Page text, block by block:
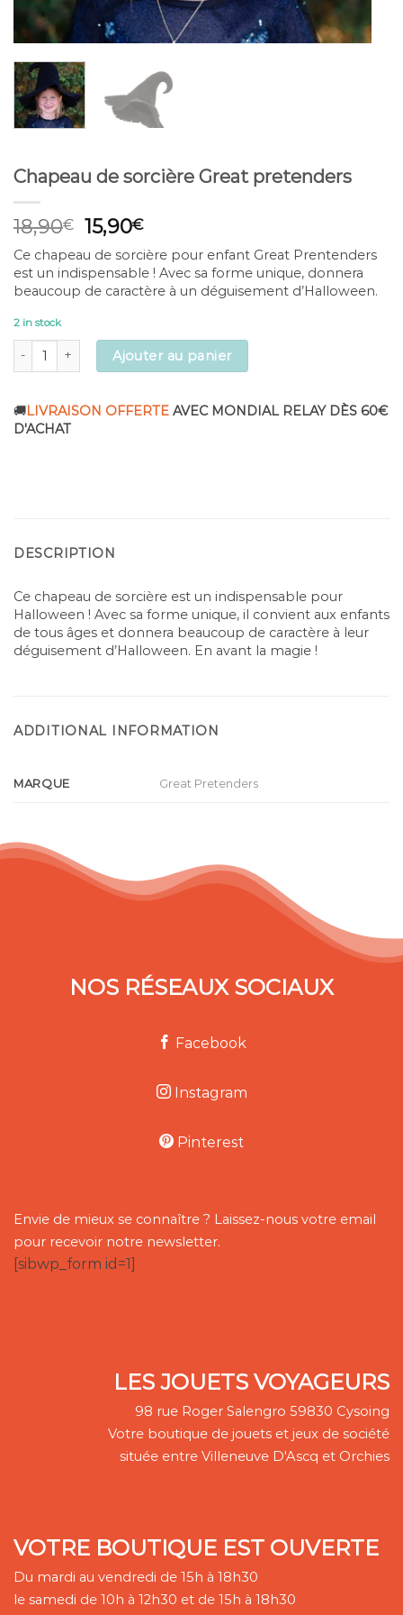
Chapeau de sorcière Great pretenders
18,90€ Original
price
was:
18,90€.
15,90€Current
price
is:
15,90€.
Ce chapeau de sorcière pour enfant Great Prentenders
est un indispensable ! Avec sa forme unique, donnera
beaucoup de caractère à un déguisement d’Halloween.
2 in stock
Chapeau de sorcière Great pretenders quantity
Ajouter au panier
🚚LIVRAISON OFFERTE AVEC MONDIAL RELAY DÈS 60€
D'ACHAT
DESCRIPTION
Ce chapeau de sorcière est un indispensable pour
Halloween ! Avec sa forme unique, il convient aux enfants
de tous âges et donnera beaucoup de caractère à leur
déguisement d’Halloween. En avant la magie !
ADDITIONAL INFORMATION
MARQUE Great Pretenders
NOS RÉSEAUX SOCIAUX
Facebook
Instagram
Pinterest
Envie de mieux se connaître ? Laissez-nous votre email
pour recevoir notre newsletter.
[sibwp_form id=1]
LES JOUETS VOYAGEURS
98 rue Roger Salengro 59830 Cysoing
Votre boutique de jouets et jeux de société
située entre Villeneuve D'Ascq et Orchies
VOTRE BOUTIQUE EST OUVERTE
Du mardi au vendredi de 15h à 18h30
le samedi de 10h à 12h30 et de 15h à 18h30